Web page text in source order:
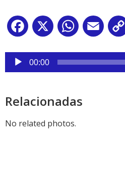
Facebook
X WhatsApp
Email
Reproductor
audio
00:00
Relacionadas
No related photos.